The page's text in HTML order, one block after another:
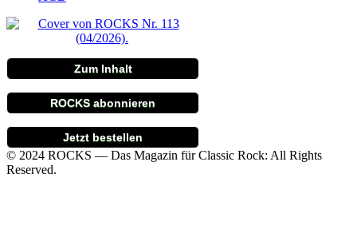
Zum Inhalt
ROCKS abonnieren
Jetzt bestellen
© 2024 ROCKS — Das Magazin für Classic Rock: All Rights
Reserved.